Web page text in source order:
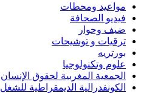
مواعيد ومحطات
فيديو الصحافة
ضيف وحوار
ترقيات و توشيحات
بورتريه
علوم وتكنولوجيا
الجمعية المغربية لحقوق الإنسان
الكونفدرالية الديمقراطية للشغل